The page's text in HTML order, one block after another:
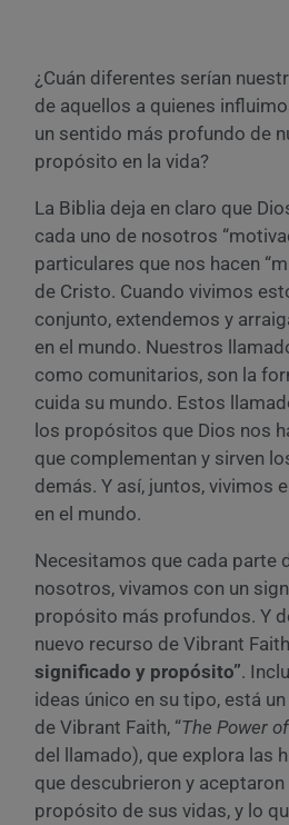
¿Cuán diferentes serían
de aquellos a quienes
un sentido más profundo de
propósito en la vida?
La Biblia deja en claro que
cada uno de nosotros
particulares que nos hacen
de Cristo. Cuando vivimos
conjunto, extendemos y
en el mundo. Nuestros
como comunitarios, son la
cuida su mundo. Estos
los propósitos que Dios nos
que complementan y sirven
demás. Y así, juntos, vivimos
en el mundo.
Necesitamos que cada parte
nosotros, vivamos con un
propósito más profundos. Y
nuevo recurso de Vibrant
significado y propósito”.
ideas único en su tipo, está
de Vibrant Faith, “The Power
del llamado), que explora las
que descubrieron y
propósito de sus vidas, y lo